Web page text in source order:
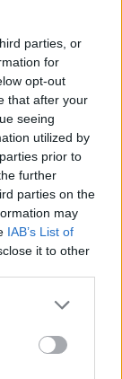
parties, or
for
opt-out
that after your
seeing
utilized by
prior to
further
parties on the
may
IAB’s List of
it to other
εταιρείες
σύμφωνα με